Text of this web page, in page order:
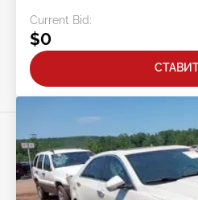
Current Bid:
$0